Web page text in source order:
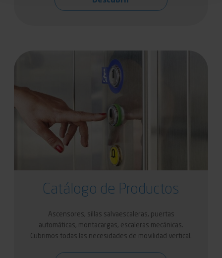
Catálogo de Productos
Ascensores, sillas salvaescaleras, puertas
automáticas, montacargas, escaleras mecánicas.
Cubrimos todas las necesidades de movilidad vertical.